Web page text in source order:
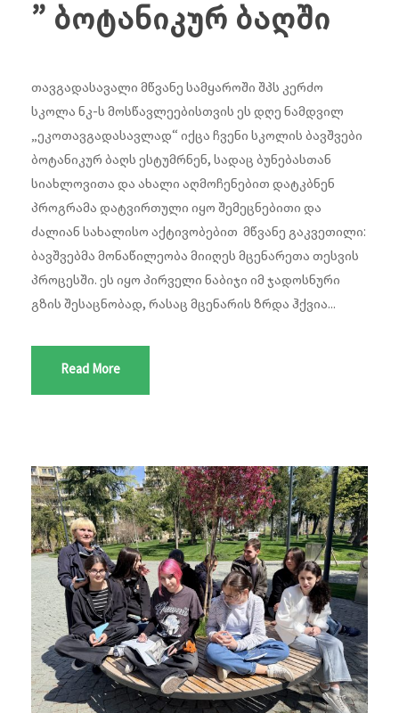
” ბოტანიკურ ბაღში
თავგადასავალი მწვანე სამყაროში შპს კერძო
სკოლა ნკ-ს მოსწავლეებისთვის ეს დღე ნამდვილ
„ეკოთავგადასავლად“ იქცა ჩვენი სკოლის ბავშვები
ბოტანიკურ ბაღს ესტუმრნენ, სადაც ბუნებასთან
სიახლოვითა და ახალი აღმოჩენებით დატკბნენ
პროგრამა დატვირთული იყო შემეცნებითი და
ძალიან სახალისო აქტივობებით ​ მწვანე გაკვეთილი:
ბავშვებმა მონაწილეობა მიიღეს მცენარეთა თესვის
პროცესში. ეს იყო პირველი ნაბიჯი იმ ჯადოსნური
გზის შესაცნობად, რასაც მცენარის ზრდა ჰქვია...
Read More